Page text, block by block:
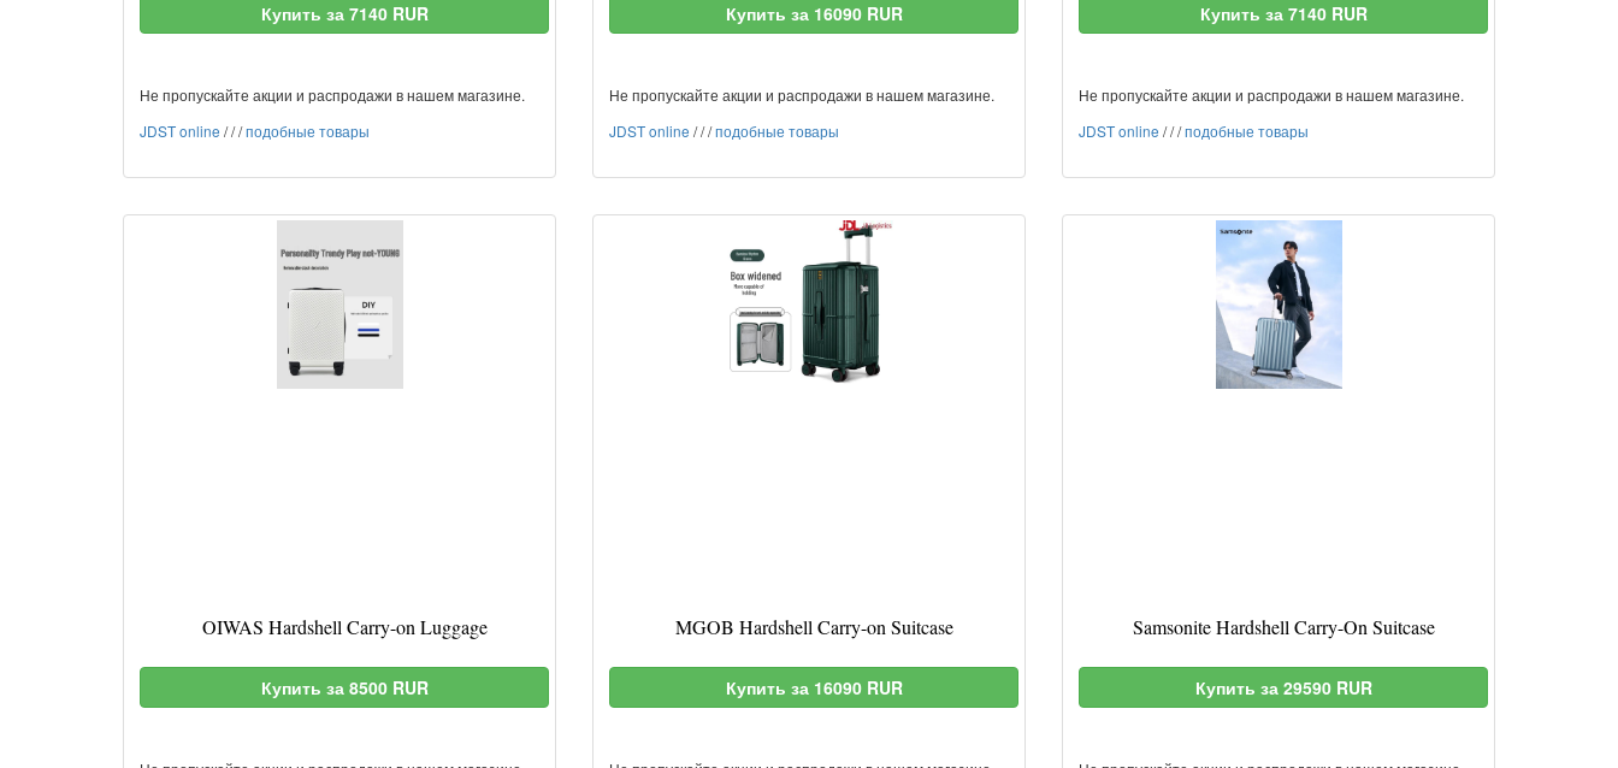
Купить за 7140 RUR
Не пропускайте акции и распродажи в нашем магазине.
JDST online ///подобные товары
Купить за 16090 RUR
Не пропускайте акции и распродажи в нашем магазине.
JDST online ///подобные товары
Купить за 7140 RUR
Не пропускайте акции и распродажи в нашем магазине.
JDST online ///подобные товары
OIWAS Hardshell Carry-on Luggage
Купить за 8500 RUR
MGOB Hardshell Carry-on Suitcase
Купить за 16090 RUR
Samsonite Hardshell Carry-On Suitcase
Купить за 29590 RUR